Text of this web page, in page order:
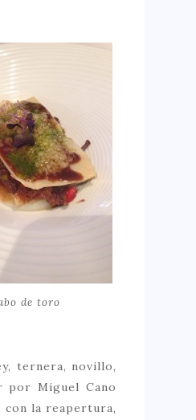
de toro
ternera, novillo,
por Miguel Cano
con la reapertura,